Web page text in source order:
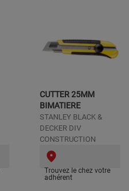
CUTTER 25MM
BIMATIERE
STANLEY BLACK &
DECKER DIV
CONSTRUCTION
Trouvez le chez votre
adhérent